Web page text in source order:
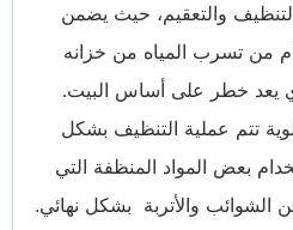
التنظيف والتعقيم، حيث يضمن
من تسرب المياه من خزانه
يعد خطر على أساس البيت.
تتم عملية التنظيف بشكل
بعض المواد المنظفة التي
والأتربة بشكل نهائي.